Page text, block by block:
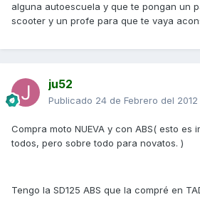
alguna autoescuela y que te pongan un
scooter y un profe para que te vaya
ju52
Publicado 24 de Febrero del 2012
Compra moto NUEVA y con ABS( esto es
todos, pero sobre todo para novatos. )
Tengo la SD125 ABS que la compré en